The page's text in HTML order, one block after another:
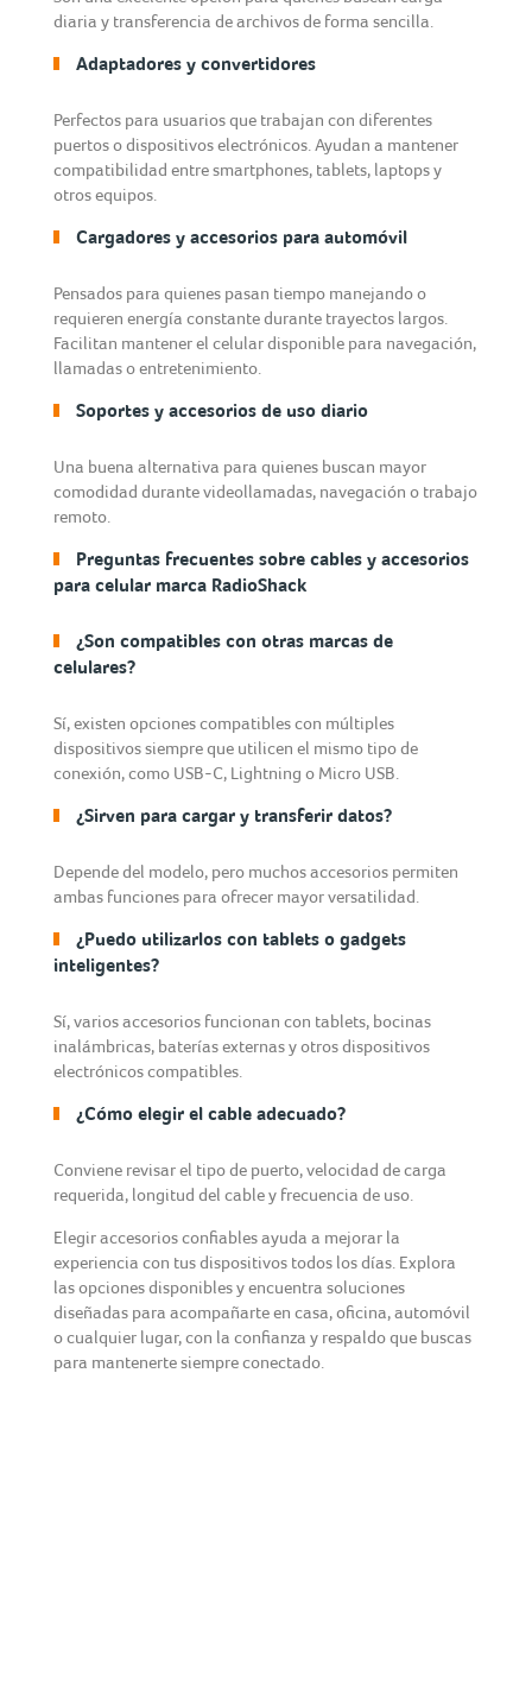
diaria y transferencia de archivos de forma sencilla.
Adaptadores y convertidores
Perfectos para usuarios que trabajan con diferentes
puertos o dispositivos electrónicos. Ayudan a mantener
compatibilidad entre smartphones, tablets, laptops y
otros equipos.
Cargadores y accesorios para automóvil
Pensados para quienes pasan tiempo manejando o
requieren energía constante durante trayectos largos.
Facilitan mantener el celular disponible para navegación,
llamadas o entretenimiento.
Soportes y accesorios de uso diario
Una buena alternativa para quienes buscan mayor
comodidad durante videollamadas, navegación o trabajo
remoto.
Preguntas frecuentes sobre cables y accesorios
para celular marca RadioShack
¿Son compatibles con otras marcas de
celulares?
Sí, existen opciones compatibles con múltiples
dispositivos siempre que utilicen el mismo tipo de
conexión, como USB-C, Lightning o Micro USB.
¿Sirven para cargar y transferir datos?
Depende del modelo, pero muchos accesorios permiten
ambas funciones para ofrecer mayor versatilidad.
¿Puedo utilizarlos con tablets o gadgets
inteligentes?
Sí, varios accesorios funcionan con tablets, bocinas
inalámbricas, baterías externas y otros dispositivos
electrónicos compatibles.
¿Cómo elegir el cable adecuado?
Conviene revisar el tipo de puerto, velocidad de carga
requerida, longitud del cable y frecuencia de uso.
Elegir accesorios confiables ayuda a mejorar la
experiencia con tus dispositivos todos los días. Explora
las opciones disponibles y encuentra soluciones
diseñadas para acompañarte en casa, oficina, automóvil
o cualquier lugar, con la confianza y respaldo que buscas
para mantenerte siempre conectado.